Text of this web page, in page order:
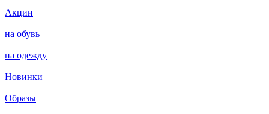
Акции
на обувь
на одежду
Новинки
Образы